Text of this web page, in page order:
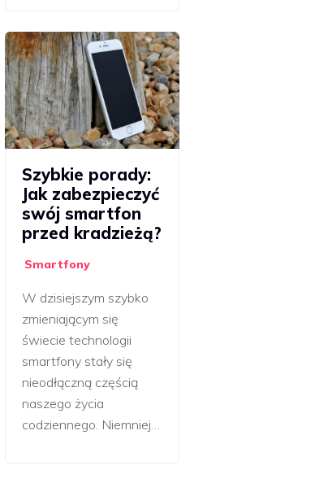
Szybkie porady:
Jak zabezpieczyć
swój smartfon
przed kradzieżą?
Smartfony
W dzisiejszym szybko
zmieniającym się
świecie technologii
smartfony stały się
nieodłączną częścią
naszego życia
codziennego. Niemniej…